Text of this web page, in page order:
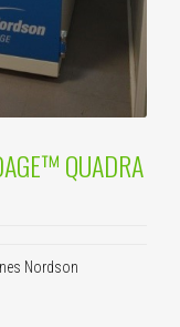
QUADRA
Nordson